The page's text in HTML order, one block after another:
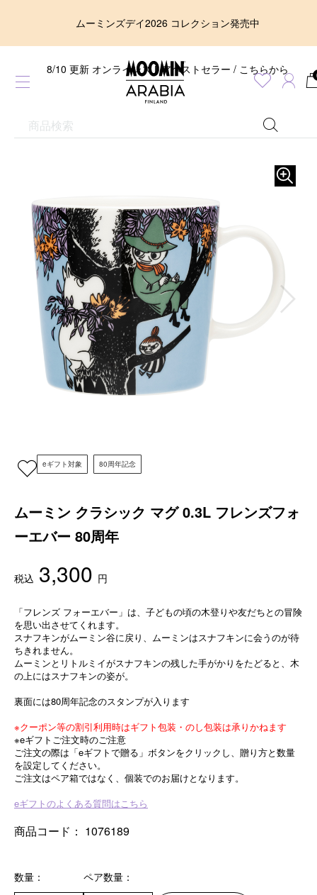
ムーミンズデイ2026 コレクション発売中
8/10 更新 オンラインストアベストセラー / こちらから
eギフト対象 80周年記念
ムーミン クラシック マグ 0.3L フレンズフォ
ーエバー 80周年
税込 3,300 円
「フレンズ フォーエバー」は、子どもの頃の木登りや友だちとの冒険
を思い出させてくれます。
スナフキンがムーミン谷に戻り、ムーミンはスナフキンに会うのが待
ちきれません。
ムーミンとリトルミイがスナフキンの残した手がかりをたどると、木
の上にはスナフキンの姿が。
裏面には80周年記念のスタンプが入ります
※クーポン等の割引利用時はギフト包装・のし包装は承りかねます
※eギフトご注文時のご注意
ご注文の際は「eギフトで贈る」ボタンをクリックし、贈り方と数量
を設定してください。
ご注文はペア箱ではなく、個装でのお届けとなります。
eギフトのよくある質問はこちら
商品コード： 1076189
数量： ペア数量：